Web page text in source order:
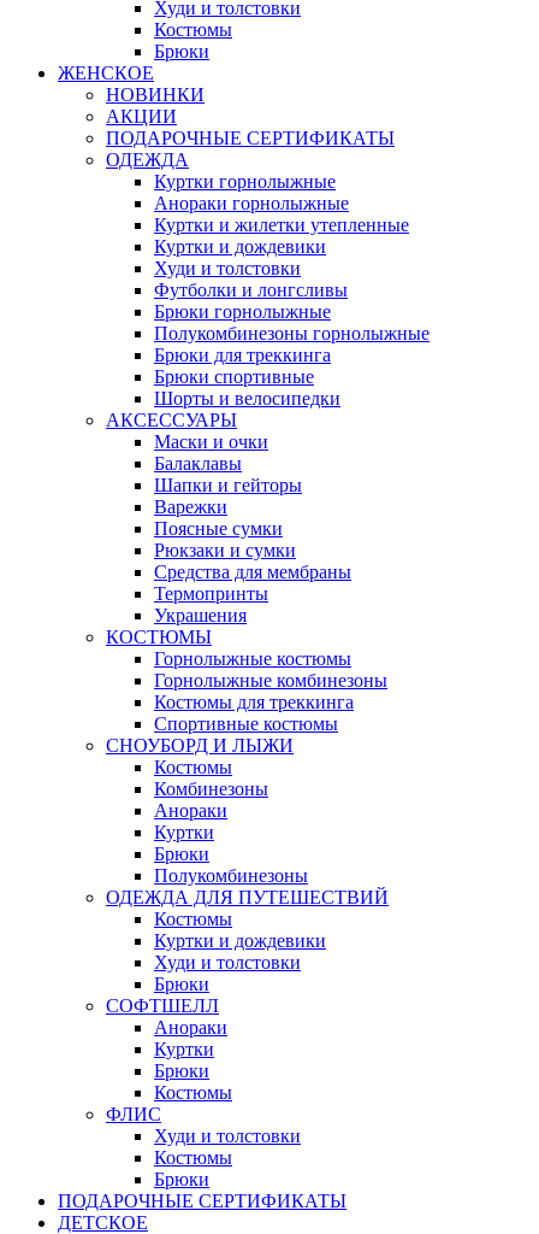
Худи и толстовки
Костюмы
Брюки
ЖЕНСКОЕ
НОВИНКИ
АКЦИИ
ПОДАРОЧНЫЕ СЕРТИФИКАТЫ
ОДЕЖДА
Куртки горнолыжные
Анораки горнолыжные
Куртки и жилетки утепленные
Куртки и дождевики
Худи и толстовки
Футболки и лонгсливы
Брюки горнолыжные
Полукомбинезоны горнолыжные
Брюки для треккинга
Брюки спортивные
Шорты и велосипедки
АКСЕССУАРЫ
Маски и очки
Балаклавы
Шапки и гейторы
Варежки
Поясные сумки
Рюкзаки и сумки
Средства для мембраны
Термопринты
Украшения
КОСТЮМЫ
Горнолыжные костюмы
Горнолыжные комбинезоны
Костюмы для треккинга
Спортивные костюмы
СНОУБОРД И ЛЫЖИ
Костюмы
Комбинезоны
Анораки
Куртки
Брюки
Полукомбинезоны
ОДЕЖДА ДЛЯ ПУТЕШЕСТВИЙ
Костюмы
Куртки и дождевики
Худи и толстовки
Брюки
СОФТШЕЛЛ
Анораки
Куртки
Брюки
Костюмы
ФЛИС
Худи и толстовки
Костюмы
Брюки
ПОДАРОЧНЫЕ СЕРТИФИКАТЫ
ДЕТСКОЕ